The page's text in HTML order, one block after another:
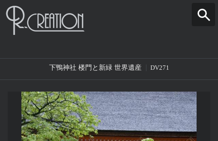
下鴨神社 楼門と新緑 世界遺産 DV271